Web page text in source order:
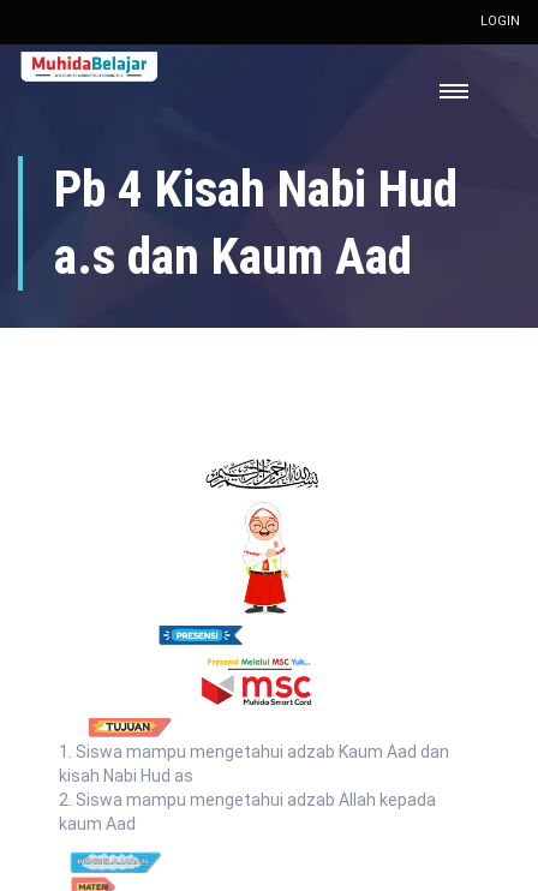
LOGIN
Pb 4 Kisah Nabi Hud
a.s dan Kaum Aad
1. Siswa mampu mengetahui adzab Kaum Aad dan
kisah Nabi Hud as
2. Siswa mampu mengetahui adzab Allah kepada
kaum Aad